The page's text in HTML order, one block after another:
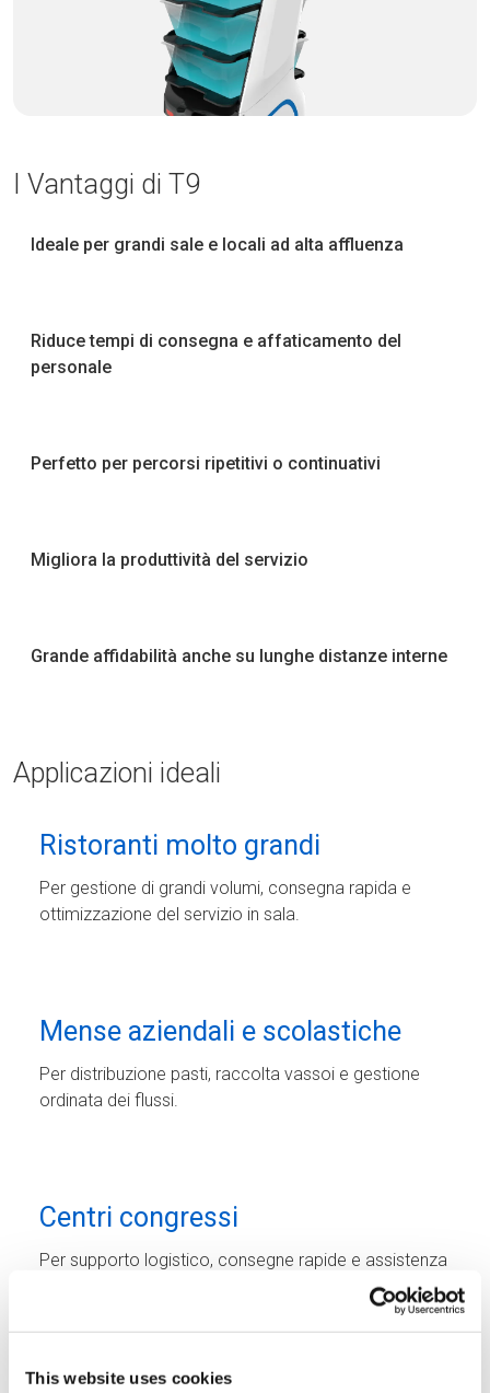
This website uses cookies
I Vantaggi di T9
Ideale per grandi sale e locali ad alta affluenza
Riduce tempi di consegna e affaticamento del
personale
Perfetto per percorsi ripetitivi o continuativi
Migliora la produttività del servizio
Grande affidabilità anche su lunghe distanze interne
Applicazioni ideali
Ristoranti molto grandi
Per gestione di grandi volumi, consegna rapida e
ottimizzazione del servizio in sala.
Mense aziendali e scolastiche
Per distribuzione pasti, raccolta vassoi e gestione
ordinata dei flussi.
Centri congressi
Per supporto logistico, consegne rapide e assistenza